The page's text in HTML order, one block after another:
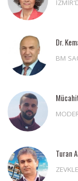
Dr.
BM
Turan